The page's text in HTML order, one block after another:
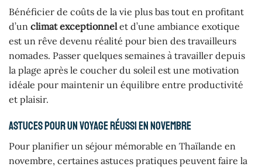
Bénéficier de coûts de la vie plus bas tout en profitant
d’un climat exceptionnelet d’une ambiance exotique
est un rêve devenu réalité pour bien des travailleurs
nomades. Passer quelques semaines à travailler depuis
la plage après le coucher du soleil est une motivation
idéale pour maintenir un équilibre entre productivité
et plaisir.
Astuces pour un voyage réussi en novembre
Pour planifier un séjour mémorable en Thaïlande en
novembre, certaines astuces pratiques peuvent faire la